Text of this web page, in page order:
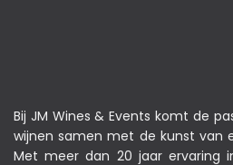
Bij JM Wines & Events komt de
wijnen samen met de kunst van
Met meer dan 20 jaar ervaring